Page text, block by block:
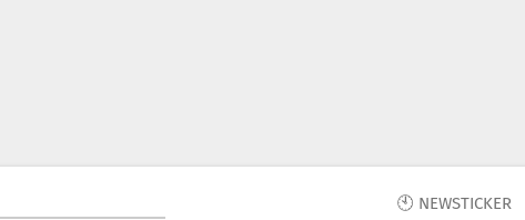
🕙 NEWSTICKER